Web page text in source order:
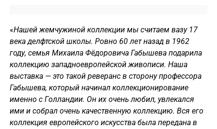
«Нашей жемчужиной коллекции мы считаем вазу 17
века делфтской школы. Ровно 60 лет назад в 1962
году, семья Михаила Фёдоровича Габышева подарила
коллекцию западноевропейской живописи. Наша
выставка — это такой реверанс в сторону профессора
Габышева, который начинал коллекционирование
именно с Голландии. Он их очень любил, увлекался
ими и собрал очень качественную коллекцию. Вся его
коллекция европейского искусства была передана в